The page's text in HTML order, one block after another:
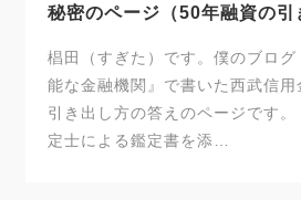
秘密のページ（50年融資の引
椙田（すぎた）です。僕のブロ
能な金融機関』で書いた西武信
引き出し方の答えのページです
定士による鑑定書を添…